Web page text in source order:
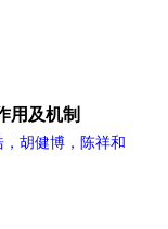
用及机制
胡健博，陈祥和